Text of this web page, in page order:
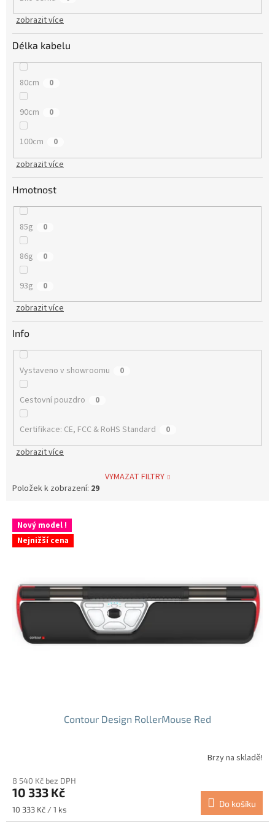
zobrazit více
Délka kabelu
80cm 0
90cm 0
100cm 0
zobrazit více
Hmotnost
85g 0
86g 0
93g 0
zobrazit více
Info
Vystaveno v showroomu 0
Cestovní pouzdro 0
Certifikace: CE, FCC & RoHS Standard 0
zobrazit více
VYMAZAT FILTRY
Položek k zobrazení: 29
V
p
Nový model !
Nejnižší cena
Contour Design RollerMouse Red
Brzy na skladě!
8 540 Kč bez DPH
10 333 Kč
Měrná
cena:
10 333 Kč / 1 ks
Do košíku